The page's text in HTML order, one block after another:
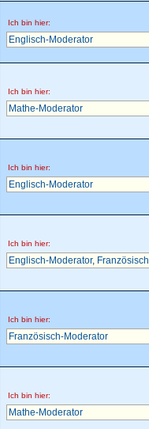
Ich bin hier:
Englisch-Moderator
Ich bin hier:
Mathe-Moderator
Ich bin hier:
Englisch-Moderator
Ich bin hier:
Englisch-Moderator,
Ich bin hier:
Französisch-Moderator
Ich bin hier:
Mathe-Moderator